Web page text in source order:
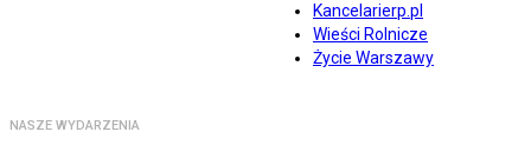
Kancelarierp.pl
Wieści Rolnicze
Życie Warszawy
NASZE WYDARZENIA